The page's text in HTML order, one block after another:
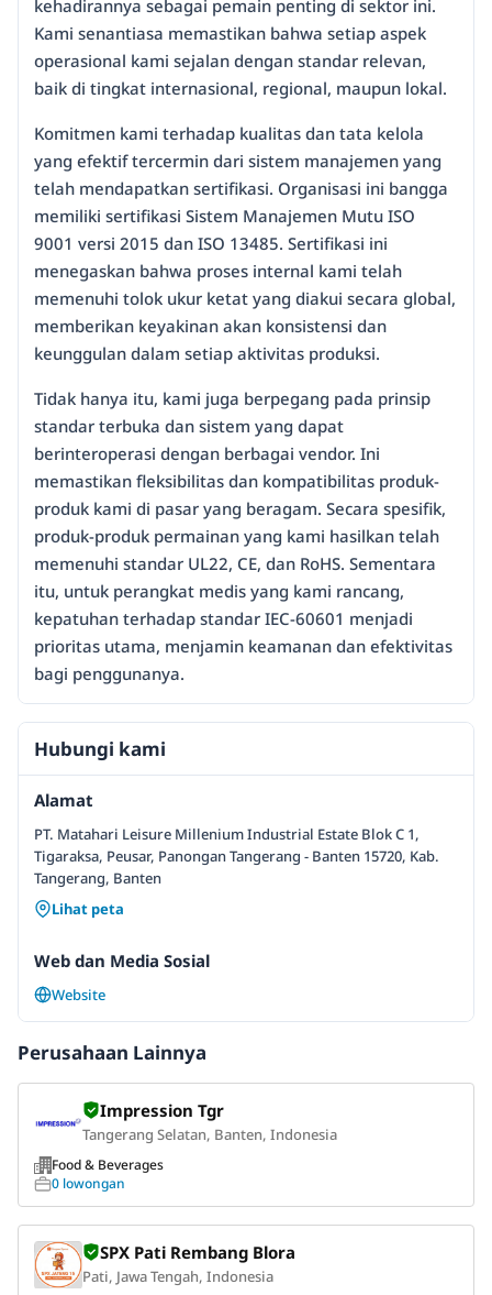
kehadirannya sebagai pemain penting di sektor ini.
Kami senantiasa memastikan bahwa setiap aspek
operasional kami sejalan dengan standar relevan,
baik di tingkat internasional, regional, maupun lokal.
Komitmen kami terhadap kualitas dan tata kelola
yang efektif tercermin dari sistem manajemen yang
telah mendapatkan sertifikasi. Organisasi ini bangga
memiliki sertifikasi Sistem Manajemen Mutu ISO
9001 versi 2015 dan ISO 13485. Sertifikasi ini
menegaskan bahwa proses internal kami telah
memenuhi tolok ukur ketat yang diakui secara global,
memberikan keyakinan akan konsistensi dan
keunggulan dalam setiap aktivitas produksi.
Tidak hanya itu, kami juga berpegang pada prinsip
standar terbuka dan sistem yang dapat
berinteroperasi dengan berbagai vendor. Ini
memastikan fleksibilitas dan kompatibilitas produk-
produk kami di pasar yang beragam. Secara spesifik,
produk-produk permainan yang kami hasilkan telah
memenuhi standar UL22, CE, dan RoHS. Sementara
itu, untuk perangkat medis yang kami rancang,
kepatuhan terhadap standar IEC-60601 menjadi
prioritas utama, menjamin keamanan dan efektivitas
bagi penggunanya.
Hubungi kami
Alamat
PT. Matahari Leisure Millenium Industrial Estate Blok C 1,
Tigaraksa, Peusar, Panongan Tangerang - Banten 15720, Kab.
Tangerang, Banten
Lihat peta
Web dan Media Sosial
Website
Perusahaan Lainnya
Impression Tgr
Tangerang Selatan, Banten, Indonesia
Food & Beverages
0 lowongan
SPX Pati Rembang Blora
Pati, Jawa Tengah, Indonesia